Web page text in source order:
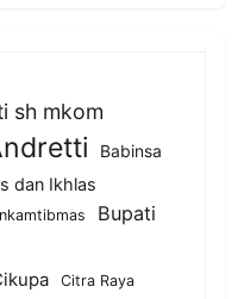
sh mkom
Babinsa
dan Ikhlas
Bupati
Citra Raya